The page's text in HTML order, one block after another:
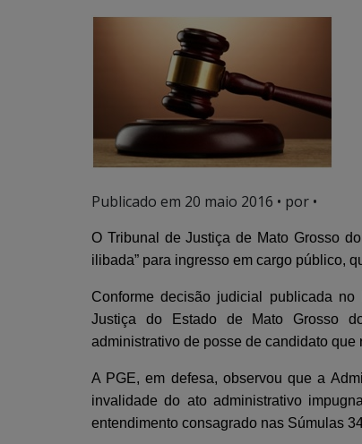
Publicado em 20 maio 2016 • por •
O Tribunal de Justiça de Mato Grosso
ilibada” para ingresso em cargo público,
Conforme decisão judicial publicada
Justiça do Estado de Mato Grosso
administrativo de posse de candidato
A PGE, em defesa, observou que a
invalidade do ato administrativo
entendimento consagrado nas Súmulas